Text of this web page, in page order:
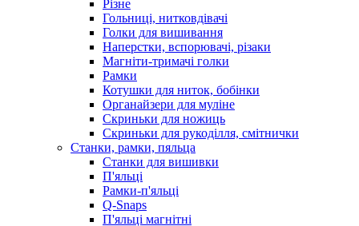
Різне
Гольниці, нитковдівачі
Голки для вишивання
Наперстки, вспорювачі, різаки
Магніти-тримачі голки
Рамки
Котушки для ниток, бобінки
Органайзери для муліне
Скриньки для ножиць
Скриньки для рукоділля, смітнички
Станки, рамки, пяльца
Станки для вишивки
П'яльці
Рамки-п'яльці
Q-Snaps
П'яльці магнітні